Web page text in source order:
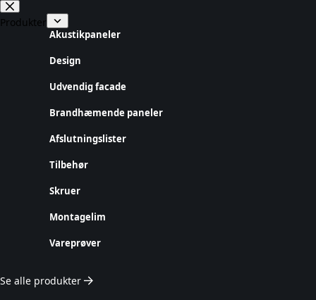
Fortsæt
til
indhold
Produkter
Akustikpaneler
Design
Udvendig facade
Brandhæmende paneler
Afslutningslister
Tilbehør
Skruer
Montagelim
Vareprøver
Se alle produkter